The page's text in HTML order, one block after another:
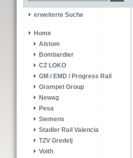
erweiterte Suche
Home
Alstom
Bombardier
CZ LOKO
GM / EMD / Progress Rail
Grampet Group
Newag
Pesa
Siemens
Stadler Rail Valencia
TZV Gredelj
Voith